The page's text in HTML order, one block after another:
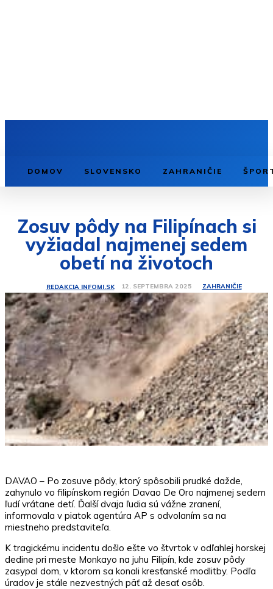
DOMOV SLOVENSKO ZAHRANIČIE
Zosuv pôdy na Filipínach si
vyžiadal najmenej sedem
obetí na životoch
REDAKCIA INFOMI.SK 12. SEPTEMBRA 2025 ZAHRANIČIE
DAVAO – Po zosuve pôdy, ktorý spôsobili prudké dažde,
zahynulo vo filipínskom región Davao De Oro najmenej sedem
ľudí vrátane detí. Ďalší dvaja ľudia sú vážne zranení,
informovala v piatok agentúra AP s odvolaním sa na
miestneho predstaviteľa.
K tragickému incidentu došlo ešte vo štvrtok v odľahlej horskej
dedine pri meste Monkayo na juhu Filipín, kde zosuv pôdy
zasypal dom, v ktorom sa konali kresťanské modlitby. Podľa
úradov je stále nezvestných päť až desať osôb.